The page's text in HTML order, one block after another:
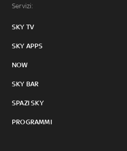
Servizi:
SKY TV
SKY APPS
NOW
SKY BAR
SPAZI SKY
PROGRAMMI